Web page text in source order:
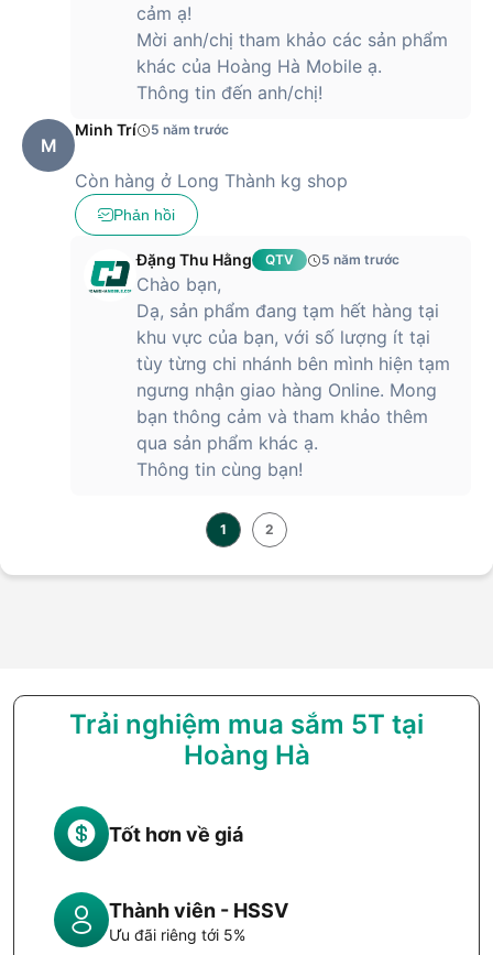
cảm ạ!
Mời anh/chị tham khảo các sản phẩm
khác của Hoàng Hà Mobile ạ.
Thông tin đến anh/chị!
M
Minh Trí 5 năm trước
Còn hàng ở Long Thành kg shop
Phản hồi
Đặng Thu Hằng QTV 5 năm trước
Chào bạn,
Dạ, sản phẩm đang tạm hết hàng tại
khu vực của bạn, với số lượng ít tại
tùy từng chi nhánh bên mình hiện tạm
ngưng nhận giao hàng Online. Mong
bạn thông cảm và tham khảo thêm
qua sản phẩm khác ạ.
Thông tin cùng bạn!
1 2
Trải nghiệm mua sắm 5T tại
Hoàng Hà
Tốt hơn về giá
Thành viên - HSSV
Ưu đãi riêng tới 5%